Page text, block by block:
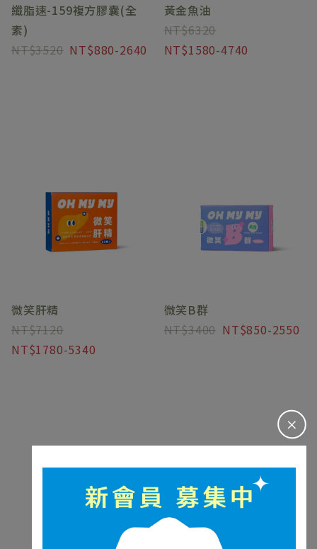
＋
纖脂速-159複方膠囊(全
素)
3520
880-2640
黃金魚油
6320
1580-4740
微笑肝精
7120
1780-5340
微笑B群
3400
850-2550